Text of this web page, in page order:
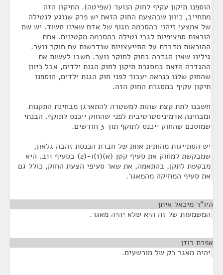
הוספנו תיקון עקיף לחוק הנוער (שפיטה). התיקון הזה
מתחייב, כיוון שבהצעת החוק הזאת יש פרק שנוגע לנטילה
של אמצעי זיהוי בהסכמה מגוף של אדם שאינו חשוד. יש שם
הוראות ספציפיות לגבי נטילה בהסכמה מקטינים. אחת
ההוראות מדברת על התייעצויות שנדרשות עם חוקר נוער.
גילינו שאין הגדרה בחוק לחוקר נוער. חשבו לעשות את
ההגדרה הזאת במסגרת תיקון לחוק הגנת ילדים, אבל כיוון
שהחוק שלנו כנראה יעבור לפני חוק הגנת ילדים, הוספנו
תיקון עקיף במסגרת החוק הזה.
חשבנו לתת קצת שהות למשטרה להתארגן מבחינת התקנות
ומבחינה אדמיניסטרטיבית לפני שהחוק ייכנס לתוקף. הבנתי
שמוסכם שהחוק ייכנס לתוקף תוך 3 חודשים.
יש הסתייגות מהותית אחת של חברת הכנסת זהבה גלאון,
שמבקשת למחוק את סעיף קטן (א)(1)ו-(2) בסעיף 11ב. היא
מבקשת לתקן, בהתאמה, את שאר סעיפי הצעת החוק, כולל גם
את סעיף המחיקה מהמאגר.
היו"ר מיכאל איתן
המשמעות של זה היא שלא יהיה מאגר.
אפרת רוזן
יהיה מאגר רק של מורשעים.